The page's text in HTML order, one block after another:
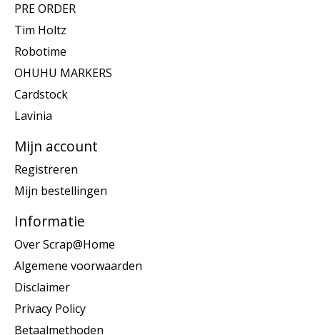
PRE ORDER
Tim Holtz
Robotime
OHUHU MARKERS
Cardstock
Lavinia
Mijn account
Registreren
Mijn bestellingen
Informatie
Over Scrap@Home
Algemene voorwaarden
Disclaimer
Privacy Policy
Betaalmethoden